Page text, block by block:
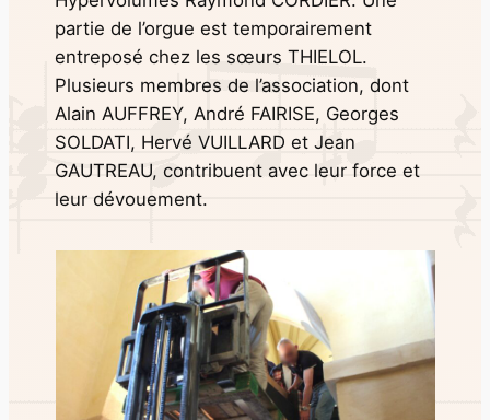
partie de l’orgue est temporairement
entreposé chez les sœurs THIELOL.
Plusieurs membres de l’association, dont
Alain AUFFREY, André FAIRISE, Georges
SOLDATI, Hervé VUILLARD et Jean
GAUTREAU, contribuent avec leur force et
leur dévouement.